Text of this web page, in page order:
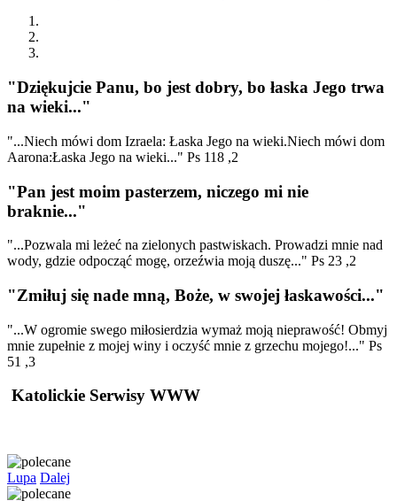
"Dziękujcie Panu, bo jest dobry, bo łaska Jego trwa
na wieki..."
"...Niech mówi dom Izraela: Łaska Jego na wieki.Niech mówi dom
Aarona:Łaska Jego na wieki..." Ps 118 ,2
"Pan jest moim pasterzem, niczego mi nie
braknie..."
"...Pozwala mi leżeć na zielonych pastwiskach. Prowadzi mnie nad
wody, gdzie odpocząć mogę, orzeźwia moją duszę..." Ps 23 ,2
"Zmiłuj się nade mną, Boże, w swojej łaskawości..."
"...W ogromie swego miłosierdzia wymaż moją nieprawość! Obmyj
mnie zupełnie z mojej winy i oczyść mnie z grzechu mojego!..." Ps
51 ,3
Katolickie Serwisy WWW
Lupa Dalej